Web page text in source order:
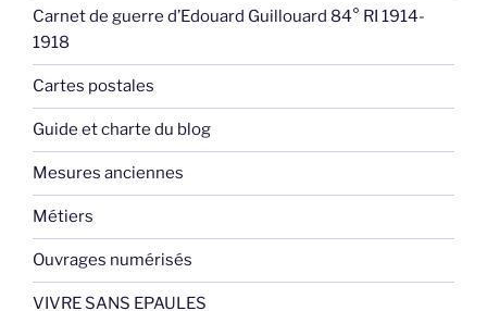
Carnet de guerre d’Edouard Guillouard 84° RI 1914-
1918
Cartes postales
Guide et charte du blog
Mesures anciennes
Métiers
Ouvrages numérisés
VIVRE SANS EPAULES